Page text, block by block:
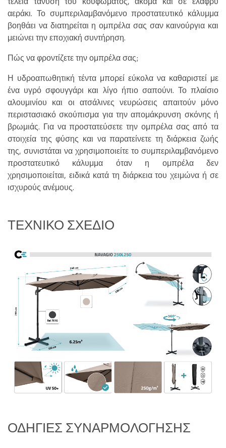
αεράκι. Το συμπεριλαμβανόμενο προστατευτικό κάλυμμα
βοηθάει να διατηρείται η ομπρέλα σας σαν καινούργια και
μειώνει την εποχιακή συντήρηση.
Πώς να φροντίζετε την ομπρέλα σας;
Η υδροαπωθητική τέντα μπορεί εύκολα να καθαριστεί με
ένα υγρό σφουγγάρι και λίγο ήπιο σαπούνι. Το πλαίσιο
αλουμινίου και οι ατσάλινες νευρώσεις απαιτούν μόνο
περιστασιακό σκούπισμα για την απομάκρυνση σκόνης ή
βρωμιάς. Για να προστατεύσετε την ομπρέλα σας από τα
στοιχεία της φύσης και να παρατείνετε τη διάρκεια ζωής
της, συνιστάται να χρησιμοποιείτε το συμπεριλαμβανόμενο
προστατευτικό κάλυμμα όταν η ομπρέλα δεν
χρησιμοποιείται, ειδικά κατά τη διάρκεια του χειμώνα ή σε
ισχυρούς ανέμους.
ΤΕΧΝΙΚΌ ΣΧΈΔΙΟ
ΟΔΗΓΊΕΣ ΣΥΝΑΡΜΟΛΌΓΗΣΗΣ